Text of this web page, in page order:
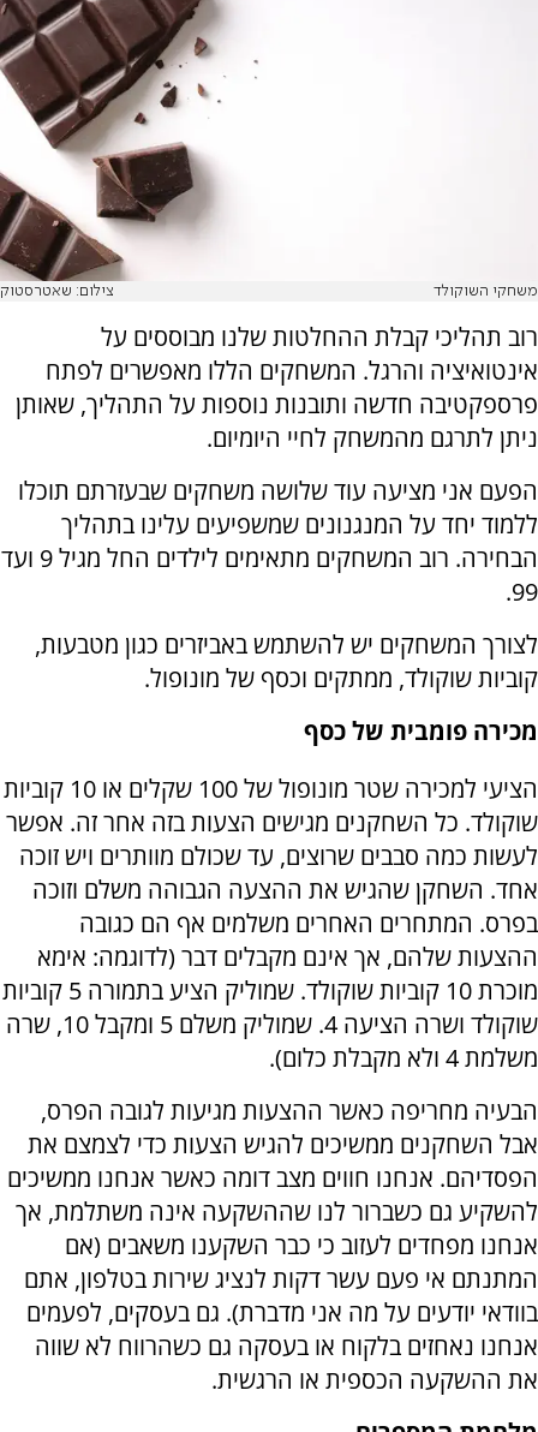
משחקי השוקולד צילום: שאטרסטוק
רוב תהליכי קבלת ההחלטות שלנו מבוססים על
אינטואיציה והרגל. המשחקים הללו מאפשרים לפתח
פרספקטיבה חדשה ותובנות נוספות על התהליך, שאותן
ניתן לתרגם מהמשחק לחיי היומיום.
הפעם אני מציעה עוד שלושה משחקים שבעזרתם תוכלו
ללמוד יחד על המנגנונים שמשפיעים עלינו בתהליך
הבחירה. רוב המשחקים מתאימים לילדים החל מגיל 9 ועד
99.
לצורך המשחקים יש להשתמש באביזרים כגון מטבעות,
קוביות שוקולד, ממתקים וכסף של מונופול.
מכירה פומבית של כסף
הציעי למכירה שטר מונופול של 100 שקלים או 10 קוביות
שוקולד. כל השחקנים מגישים הצעות בזה אחר זה. אפשר
לעשות כמה סבבים שרוצים, עד שכולם מוותרים ויש זוכה
אחד. השחקן שהגיש את ההצעה הגבוהה משלם וזוכה
בפרס. המתחרים האחרים משלמים אף הם כגובה
ההצעות שלהם, אך אינם מקבלים דבר (לדוגמה: אימא
מוכרת 10 קוביות שוקולד. שמוליק הציע בתמורה 5 קוביות
שוקולד ושרה הציעה 4. שמוליק משלם 5 ומקבל 10, שרה
משלמת 4 ולא מקבלת כלום).
הבעיה מחריפה כאשר ההצעות מגיעות לגובה הפרס,
אבל השחקנים ממשיכים להגיש הצעות כדי לצמצם את
הפסדיהם. אנחנו חווים מצב דומה כאשר אנחנו ממשיכים
להשקיע גם כשברור לנו שההשקעה אינה משתלמת, אך
אנחנו מפחדים לעזוב כי כבר השקענו משאבים (אם
המתנתם אי פעם עשר דקות לנציג שירות בטלפון, אתם
בוודאי יודעים על מה אני מדברת). גם בעסקים, לפעמים
אנחנו נאחזים בלקוח או בעסקה גם כשהרווח לא שווה
את ההשקעה הכספית או הרגשית.